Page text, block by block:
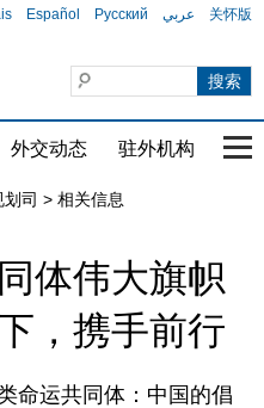
Español Русский عربي 关怀版
外交动态 驻外机构 国
司 > 相关信息
体伟大旗帜
，携手前行
运共同体：中国的倡